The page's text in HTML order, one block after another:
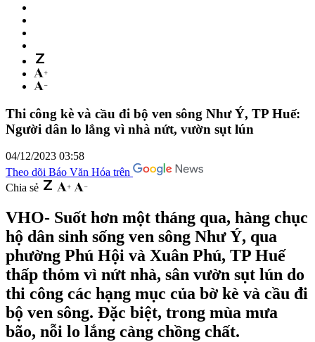
Thi công kè và cầu đi bộ ven sông Như Ý, TP Huế:
Người dân lo lắng vì nhà nứt, vườn sụt lún
04/12/2023 03:58
Theo dõi Báo Văn Hóa trên
Chia sẻ
VHO- Suốt hơn một tháng qua, hàng chục
hộ dân sinh sống ven sông Như Ý, qua
phường Phú Hội và Xuân Phú, TP Huế
thấp thỏm vì nứt nhà, sân vườn sụt lún do
thi công các hạng mục của bờ kè và cầu đi
bộ ven sông. Đặc biệt, trong mùa mưa
bão, nỗi lo lắng càng chồng chất.